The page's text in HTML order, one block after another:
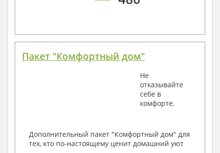
Пакет "Комфортный дом"
Не
отказывайте
себе в
комфорте.
Дополнительный пакет "Комфортный дом" для
тех, кто по-настоящему ценит домашний уют